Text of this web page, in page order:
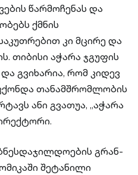
წარმოჩენას და
ქმნის
კი მცირე და
თიბისი აჭარა ჯგუფის
გვიხარია, რომ კიდევ
თანამშრომლობის
ანი გვათუა, „აჭარა
გრან-
შეტანილი